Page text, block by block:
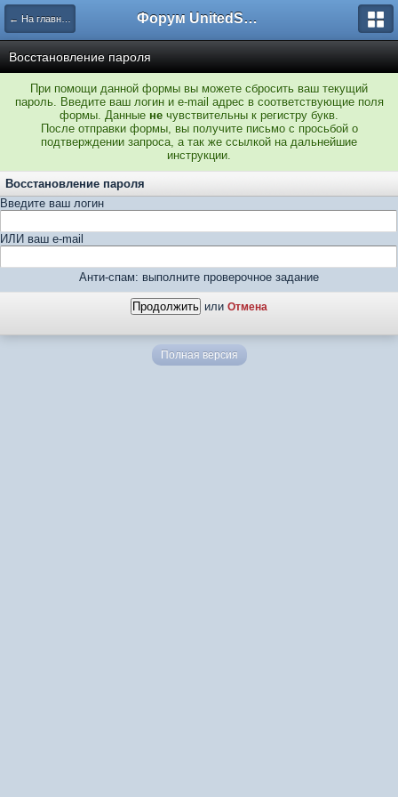
← На главную Форум UnitedSouth
Восстановление пароля
При помощи данной формы вы можете сбросить ваш текущий
пароль. Введите ваш логин и e-mail адрес в соответствующие поля
формы. Данные не чувствительны к регистру букв.
После отправки формы, вы получите письмо с просьбой о
подтверждении запроса, а так же ссылкой на дальнейшие
инструкции.
Восстановление пароля
Введите ваш логин
ИЛИ ваш e-mail
Анти-спам: выполните проверочное задание
или Отмена
Полная версия